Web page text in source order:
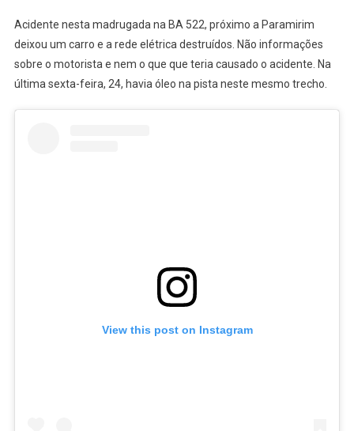
COM
VEÍCULO
DEIXOU
UM
Acidente nesta madrugada na BA 522, próximo a Paramirim
deixou um carro e a rede elétrica destruídos. Não informações
sobre o motorista e nem o que que teria causado o acidente. Na
última sexta-feira, 24, havia óleo na pista neste mesmo trecho.
View this post on Instagram